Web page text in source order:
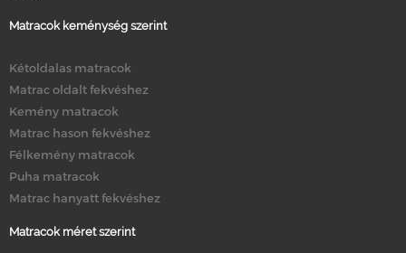
Matracok keménység szerint
Kétoldalas matracok
Matrac oldalt fekvéshez
Kemény matracok
Matrac hason fekvéshez
Félkemény matracok
Puha matracok
Matrac hanyatt fekvéshez
Matracok méret szerint